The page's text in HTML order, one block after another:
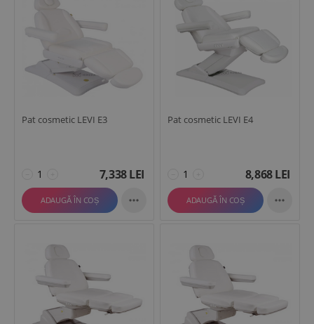
Pat cosmetic LEVI E3
7,338LEI
ADAUGĂ ÎN COȘ 
Pat cosmetic LEVI E4
8,868LEI
ADAUGĂ ÎN COȘ 